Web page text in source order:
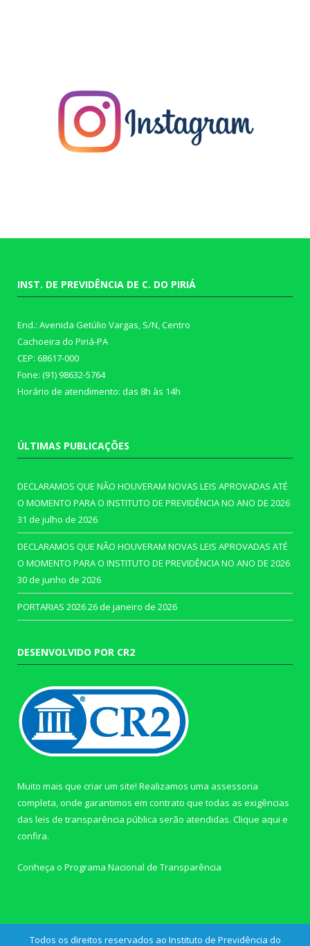
INST. DE PREVIDÊNCIA DE C. DO PIRIÁ
End.: Avenida Getúlio Vargas, S/N, Centro
Cachoeira do Piriá-PA
CEP: 68617-000
Fone: (91) 98632-5764
Horário de atendimento: das 8h às 14h
ÚLTIMAS PUBLICAÇÕES
DECLARAMOS QUE NÃO HOUVERAM NOVAS LEIS APROVADAS ATÉ
O MOMENTO PARA O INSTITUTO DE PREVIDÊNCIA NO ANO DE 2026
31 de julho de 2026
DECLARAMOS QUE NÃO HOUVERAM NOVAS LEIS APROVADAS ATÉ
O MOMENTO PARA O INSTITUTO DE PREVIDÊNCIA NO ANO DE 2026
30 de junho de 2026
PORTARIAS 202626 de janeiro de 2026
DESENVOLVIDO POR CR2
Muito mais que criar um site! Realizamos uma assessoria
completa, onde garantimos em contrato que todas as exigências
das leis de transparência pública serão atendidas. Clique aqui e
confira.
Conheça o Programa Nacional de Transparência
Todos os direitos reservados ao Instituto de Previdência do